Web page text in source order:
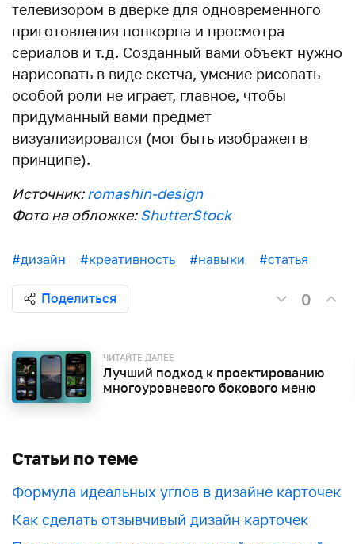
телевизором в дверке для одновременного
приготовления попкорна и просмотра
сериалов и т.д. Созданный вами объект нужно
нарисовать в виде скетча, умение рисовать
особой роли не играет, главное, чтобы
придуманный вами предмет
визуализировался (мог быть изображен в
принципе).
Источник:romashin-design
Фото на обложке:ShutterStock
#дизайн #креативность #навыки #статья
Поделиться 0
ЧИТАЙТЕ ДАЛЕЕ
Лучший подход к проектированию
многоуровневого бокового меню
Статьи по теме
Формула идеальных углов в дизайне карточек
Как сделать отзывчивый дизайн карточек